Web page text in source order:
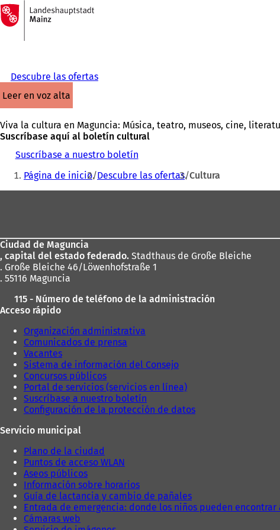
Saltar al contenido
A
la
página
Descubre las ofertas
leer en voz alta
Viva la cultura en Maguncia: Música, teatro, museos, cine,
Suscríbase aquí al boletín cultural
Suscríbase a nuestro boletín
Estás
aquí:
Página de inicio Descubre las ofertas Cultura
pies
Ciudad de Maguncia
, capital del estado federado. Stadthaus de Große Bleiche
. Große Bleiche 46/Löwenhofstraße 1
. 55116 Maguncia
115 - Número de teléfono de la administración
Acceso rápido
Organización administrativa
Comunicados de prensa
Vacantes
Sistema de información del Consejo
Concursos públicos
Portal de servicios (servicios en línea)
Suscríbase a nuestro boletín
Configuración de la protección de datos
Servicio municipal
Plano de la ciudad
Puntos de acceso WLAN
Aseos públicos
Información sobre horarios
Guía de lactancia y cambio de pañales
Entrada de emergencia: donde los niños pueden encontrar
Cámaras web